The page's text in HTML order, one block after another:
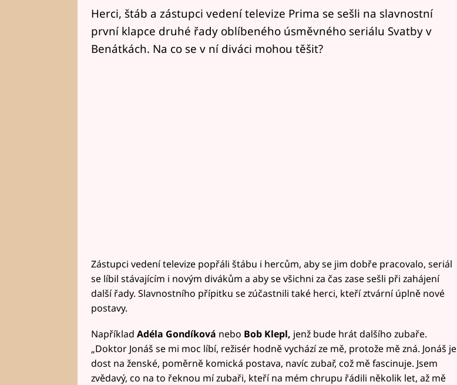
Herci, štáb a zástupci vedení televize Prima se sešli na slavnostní
první klapce druhé řady oblíbeného úsměvného seriálu Svatby v
Benátkách. Na co se v ní diváci mohou těšit?
Zástupci vedení televize popřáli štábu i hercům, aby se jim dobře pracovalo, seriál
se líbil stávajícím i novým divákům a aby se všichni za čas zase sešli při zahájení
další řady. Slavnostního přípitku se zúčastnili také herci, kteří ztvární úplně nové
postavy.
Například Adéla Gondíková nebo Bob Klepl, jenž bude hrát dalšího zubaře.
„Doktor Jonáš se mi moc líbí, režisér hodně vychází ze mě, protože mě zná. Jonáš je
dost na ženské, poměrně komická postava, navíc zubař, což mě fascinuje. Jsem
zvědavý, co na to řeknou mí zubaři, kteří na mém chrupu řádili několik let, až mě